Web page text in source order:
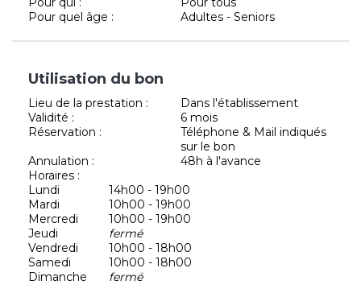
Pour quel âge :
Adultes - Seniors
Utilisation du bon
Lieu de la prestation :
Dans l'établissement
Validité :
6 mois
Réservation :
Téléphone & Mail indiqués
sur le bon
Annulation :
48h à l'avance
Horaires :
Lundi
14h00 - 19h00
Mardi
10h00 - 19h00
Mercredi
10h00 - 19h00
Jeudi
fermé
Vendredi
10h00 - 18h00
Samedi
10h00 - 18h00
Dimanche
fermé